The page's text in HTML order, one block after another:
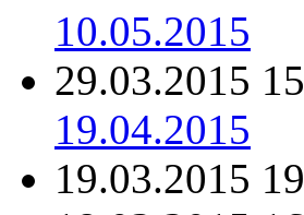
10.05.2015
29.03.2015
19.04.2015
19.03.2015